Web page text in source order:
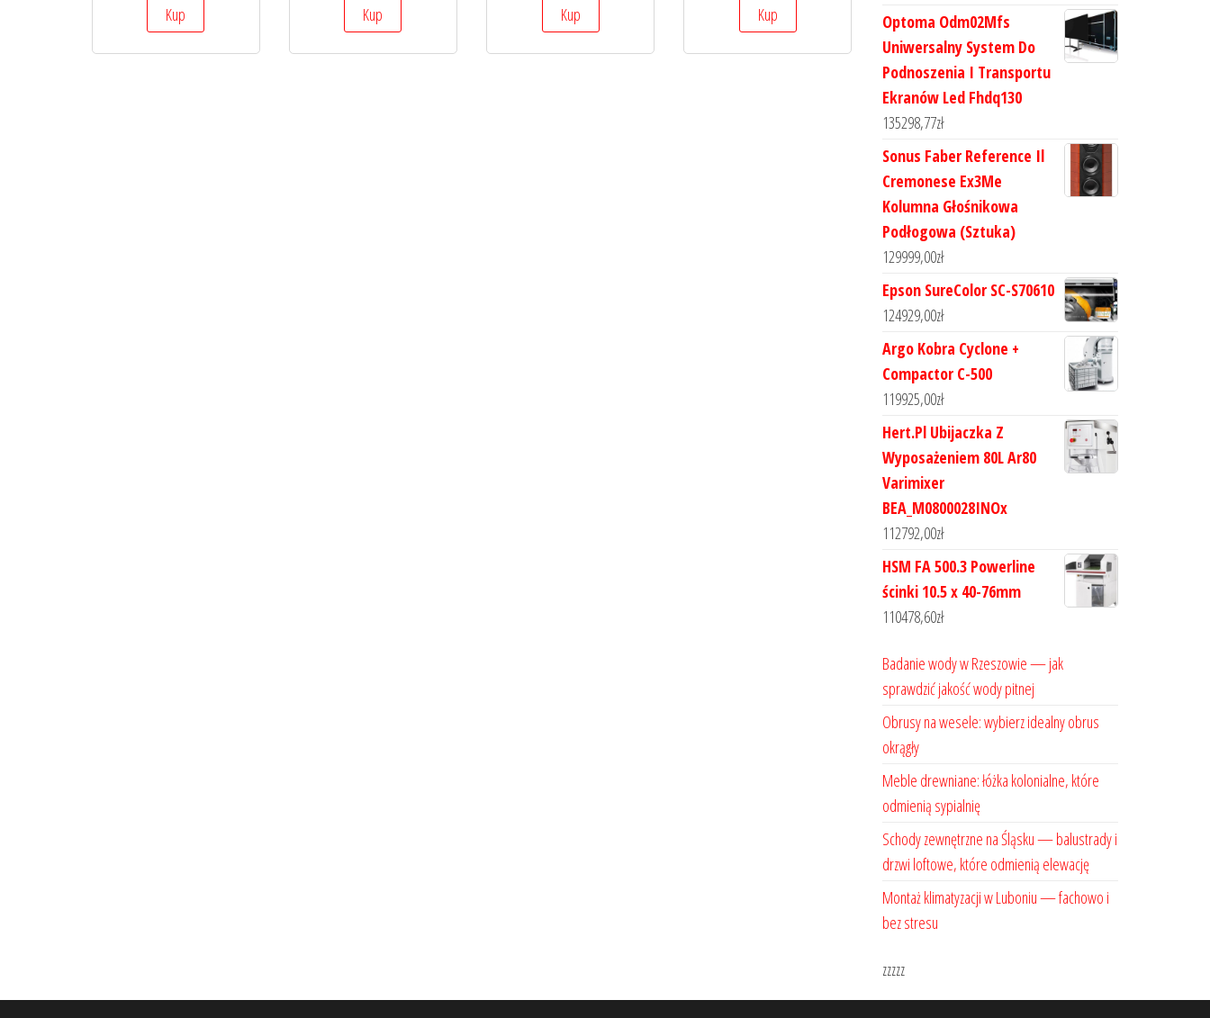
Kup Kup Kup Kup
Optoma Odm02Mfs
Uniwersalny System Do
Podnoszenia I Transportu
Ekranów Led Fhdq130
135298,77zł
Sonus Faber Reference Il
Cremonese Ex3Me
Kolumna Głośnikowa
Podłogowa (Sztuka)
129999,00zł
Epson SureColor SC-S70610
124929,00zł
Argo Kobra Cyclone +
Compactor C-500
119925,00zł
Hert.Pl Ubijaczka Z
Wyposażeniem 80L Ar80
Varimixer
BEA_M0800028INOx
112792,00zł
HSM FA 500.3 Powerline
ścinki 10.5 x 40-76mm
110478,60zł
Badanie wody w Rzeszowie — jak
sprawdzić jakość wody pitnej
Obrusy na wesele: wybierz idealny obrus
okrągły
Meble drewniane: łóżka kolonialne, które
odmienią sypialnię
Schody zewnętrzne na Śląsku — balustrady i
drzwi loftowe, które odmienią elewację
Montaż klimatyzacji w Luboniu — fachowo i
bez stresu
zzzzz